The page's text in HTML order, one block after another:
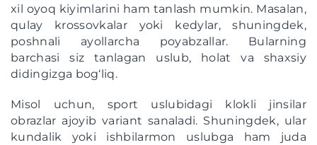
xil oyoq kiyimlarini ham tanlash mumkin. Masalan,
qulay krossovkalar yoki kedylar, shuningdek,
poshnali ayollarcha poyabzallar. Bularning
barchasi siz tanlagan uslub, holat va shaxsiy
didingizga bog‘liq.
Misol uchun, sport uslubidagi klokli jinsilar
obrazlar ajoyib variant sanaladi. Shuningdek, ular
kundalik yoki ishbilarmon uslubga ham juda